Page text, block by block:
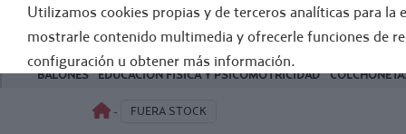
BALONES EDUCACIÓN FÍSICA Y PSICOMOTRICIDAD
- FUERA STOCK
Utilizamos cookies propias y de terceros analíticas para
mostrarle contenido multimedia y ofrecerle funciones de
configuración u obtener más información.